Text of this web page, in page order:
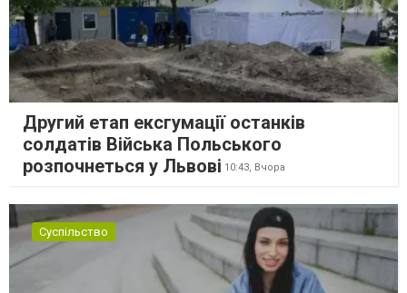
Другий етап ексгумації останків
солдатів Війська Польського
розпочнеться у Львові 10:43, Вчора
Суспільство